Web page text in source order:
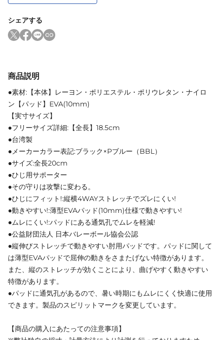
シェアする
商品説明
●素材:【本体】レーヨン・ポリエステル・ポリウレタン・ナイロ
ン【パッド】EVA(10mm)
【実寸サイズ】
●フリーサイズ詳細:【全長】18.5cm
●台湾製
●メーカーカラー表記:ブラック×Pブルー（BBL）
●サイズ:全長20cm
●ひじ用サポーター
●その守りは攻撃に変わる。
●ひじにフィット!:縦横4WAYストレッチでズレにくい!
●動きやすい!:薄型EVAパッド(10mm)仕様で動きやすい!
●ムレにくい!:パッドにある通気孔でムレを軽減!
●公益財団法人 日本バレーボール協会公認
●縦伸びストレッチで動きやすい肘用パッドです。パッドに関して
は薄型EVAパッドで屈伸の動きをさまたげない特徴があります。
また、縦のストレッチが効くことにより、曲げやすく動きやすい
特徴があります。
●パッドに通気孔があるので、暑い時期にもムレにくく快適に使用
できます。製品のスピリットマークを変更しています。
【商品の購入にあたっての注意事項】